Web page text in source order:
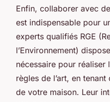
Enfin, collaborer avec
est indispensable pour
experts qualifiés RGE
l’Environnement)
nécessaire pour réaliser
règles de l’art, en
de votre maison. Leur